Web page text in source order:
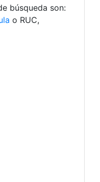
búsqueda son:
o RUC,